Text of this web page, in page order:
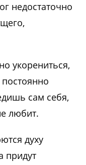
недостаточно
укорениться,
сам себя,
любит.
духу
придут